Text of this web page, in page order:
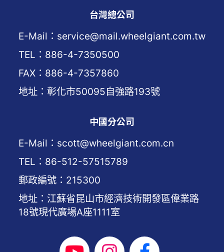
台灣總公司
E-Mail：service@mail.wheelgiant.com.tw
TEL：886-4-7350500
FAX：886-4-7357860
地址：彰化市50095自強路193號
中國分公司
E-Mail：scott@wheelgiant.com.cn
TEL：86-512-57515789
郵政編號：215300
地址：江蘇省昆山市經濟技術開發區偉業路
18號現代廣場A座1111室